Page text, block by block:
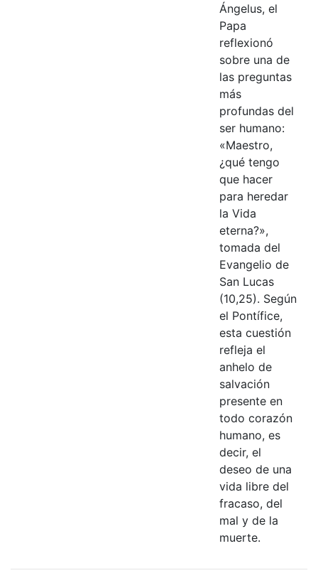
Ángelus, el
Papa
reflexionó
sobre una de
las preguntas
más
profundas del
ser humano:
«Maestro,
¿qué tengo
que hacer
para heredar
la Vida
eterna?»,
tomada del
Evangelio de
San Lucas
(10,25). Según
el Pontífice,
esta cuestión
refleja el
anhelo de
salvación
presente en
todo corazón
humano, es
decir, el
deseo de una
vida libre del
fracaso, del
mal y de la
muerte.